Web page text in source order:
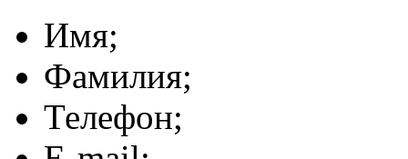
Имя;
Фамилия;
Телефон;